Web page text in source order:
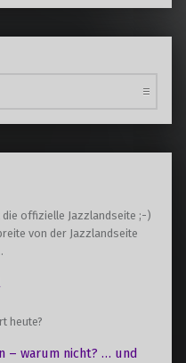
offizielle Jazzlandseite ;-)
von der Jazzlandseite
heute?
– warum nicht? … und